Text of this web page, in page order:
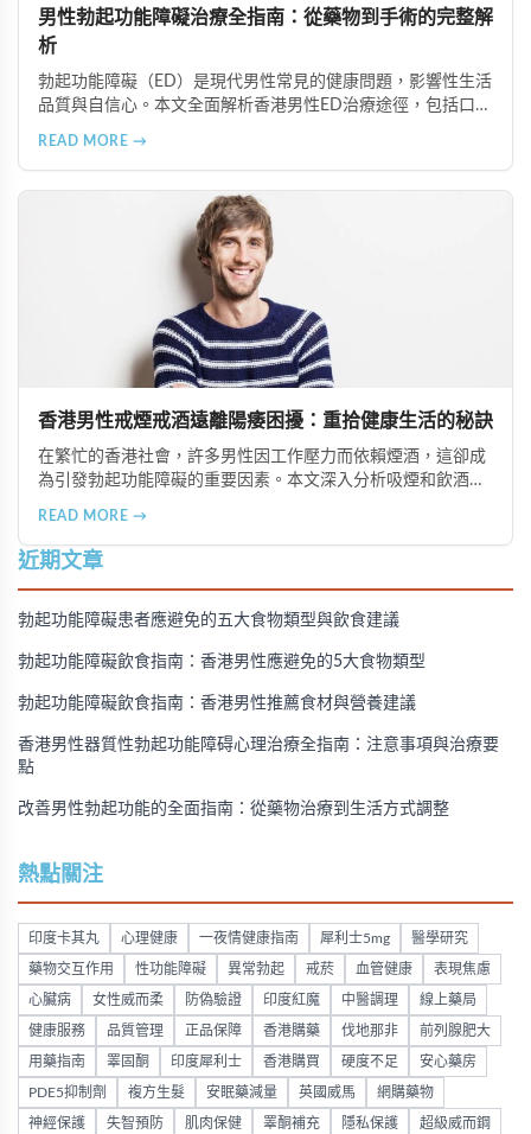
男性勃起功能障礙治療全指南：從藥物到手術的完整解
析
勃起功能障礙（ED）是現代男性常見的健康問題，影響性生活
品質與自信心。本文全面解析香港男性ED治療途徑，包括口服
READ MORE →
香港男性戒煙戒酒遠離陽痿困擾：重拾健康生活的秘訣
在繁忙的香港社會，許多男性因工作壓力而依賴煙酒，這卻成
為引發勃起功能障礙的重要因素。本文深入分析吸煙和飲酒對
READ MORE →
近期文章
勃起功能障礙患者應避免的五大食物類型與飲食建議
勃起功能障礙飲食指南：香港男性應避免的5大食物類型
勃起功能障礙飲食指南：香港男性推薦食材與營養建議
香港男性器質性勃起功能障碍心理治療全指南：注意事項與治療要
點
改善男性勃起功能的全面指南：從藥物治療到生活方式調整
熱點關注
印度卡其丸 心理健康 一夜情健康指南 犀利士5mg 醫學研究
藥物交互作用 性功能障礙 異常勃起 戒菸 血管健康 表現焦慮
心臟病 女性威而柔 防偽驗證 印度紅魔 中醫調理 線上藥局
健康服務 品質管理 正品保障 香港購藥 伐地那非 前列腺肥大
用藥指南 睪固酮 印度犀利士 香港購買 硬度不足 安心藥房
PDE5抑制劑 複方生髮 安眠藥減量 英國威馬 網購藥物
神經保護 失智預防 肌肉保健 睪酮補充 隱私保護 超級威而鋼